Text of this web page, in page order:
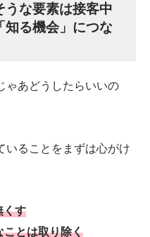
うな要素は接客中
知る機会」につな
ゃあどうしたらいいの
いることをまずは心がけ
くす
ことは取り除く